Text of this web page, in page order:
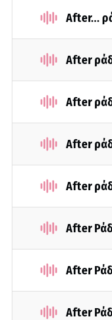
After...
After
After
After
After
After
After
After